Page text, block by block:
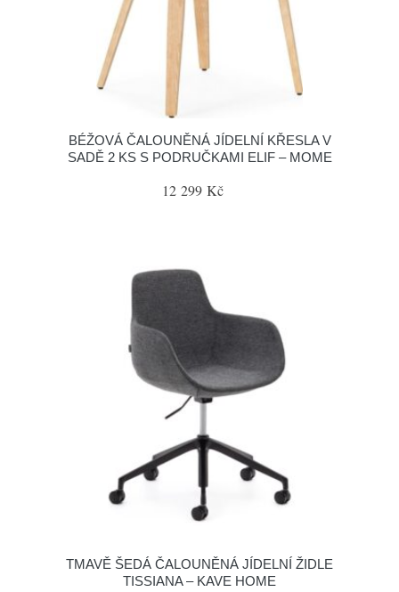
BÉŽOVÁ ČALOUNĚNÁ JÍDELNÍ KŘESLA V
SADĚ 2 KS S PODRUČKAMI ELIF – MOME
12 299 Kč
TMAVĚ ŠEDÁ ČALOUNĚNÁ JÍDELNÍ ŽIDLE
TISSIANA – KAVE HOME